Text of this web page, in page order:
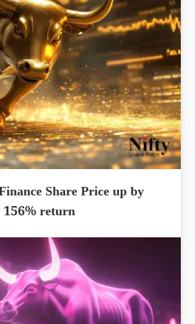
Share Price up by
156% return